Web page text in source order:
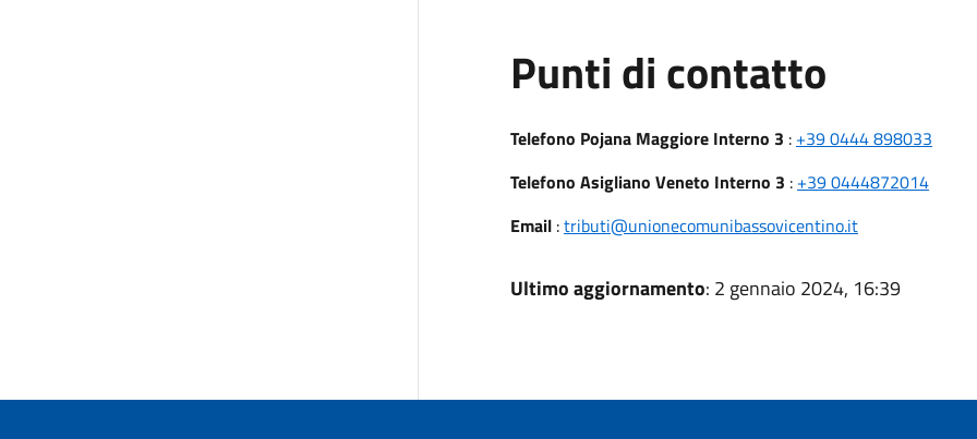
Punti di contatto
Telefono Pojana Maggiore Interno 3 : +39 0444 898033
Telefono Asigliano Veneto Interno 3 : +39 0444872014
Email:tributi@unionecomunibassovicentino.it
Ultimo aggiornamento: 2 gennaio 2024, 16:39